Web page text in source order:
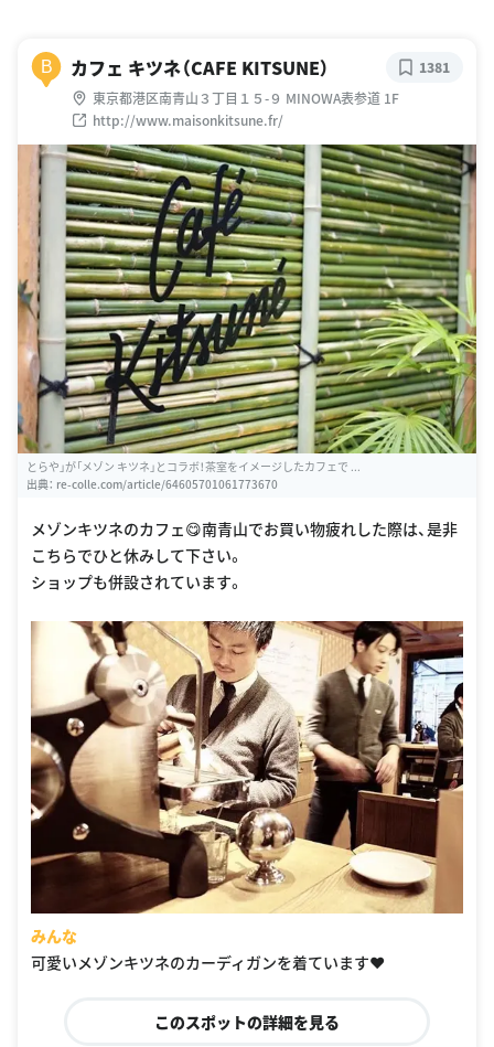
B カフェ キツネ（CAFE KITSUNE）
東京都港区南青山３丁目１５-９ MINOWA表参道 1F
http://www.maisonkitsune.fr/
1381
とらや」が「メゾン キツネ」とコラボ！茶室をイメージしたカフェで ...
出典： re-colle.com/article/64605701061773670
メゾンキツネのカフェ😋南青山でお買い物疲れした際は、是非
こちらでひと休みして下さい。
ショップも併設されています。
みんな
可愛いメゾンキツネのカーディガンを着ています❤️
このスポットの詳細を見る